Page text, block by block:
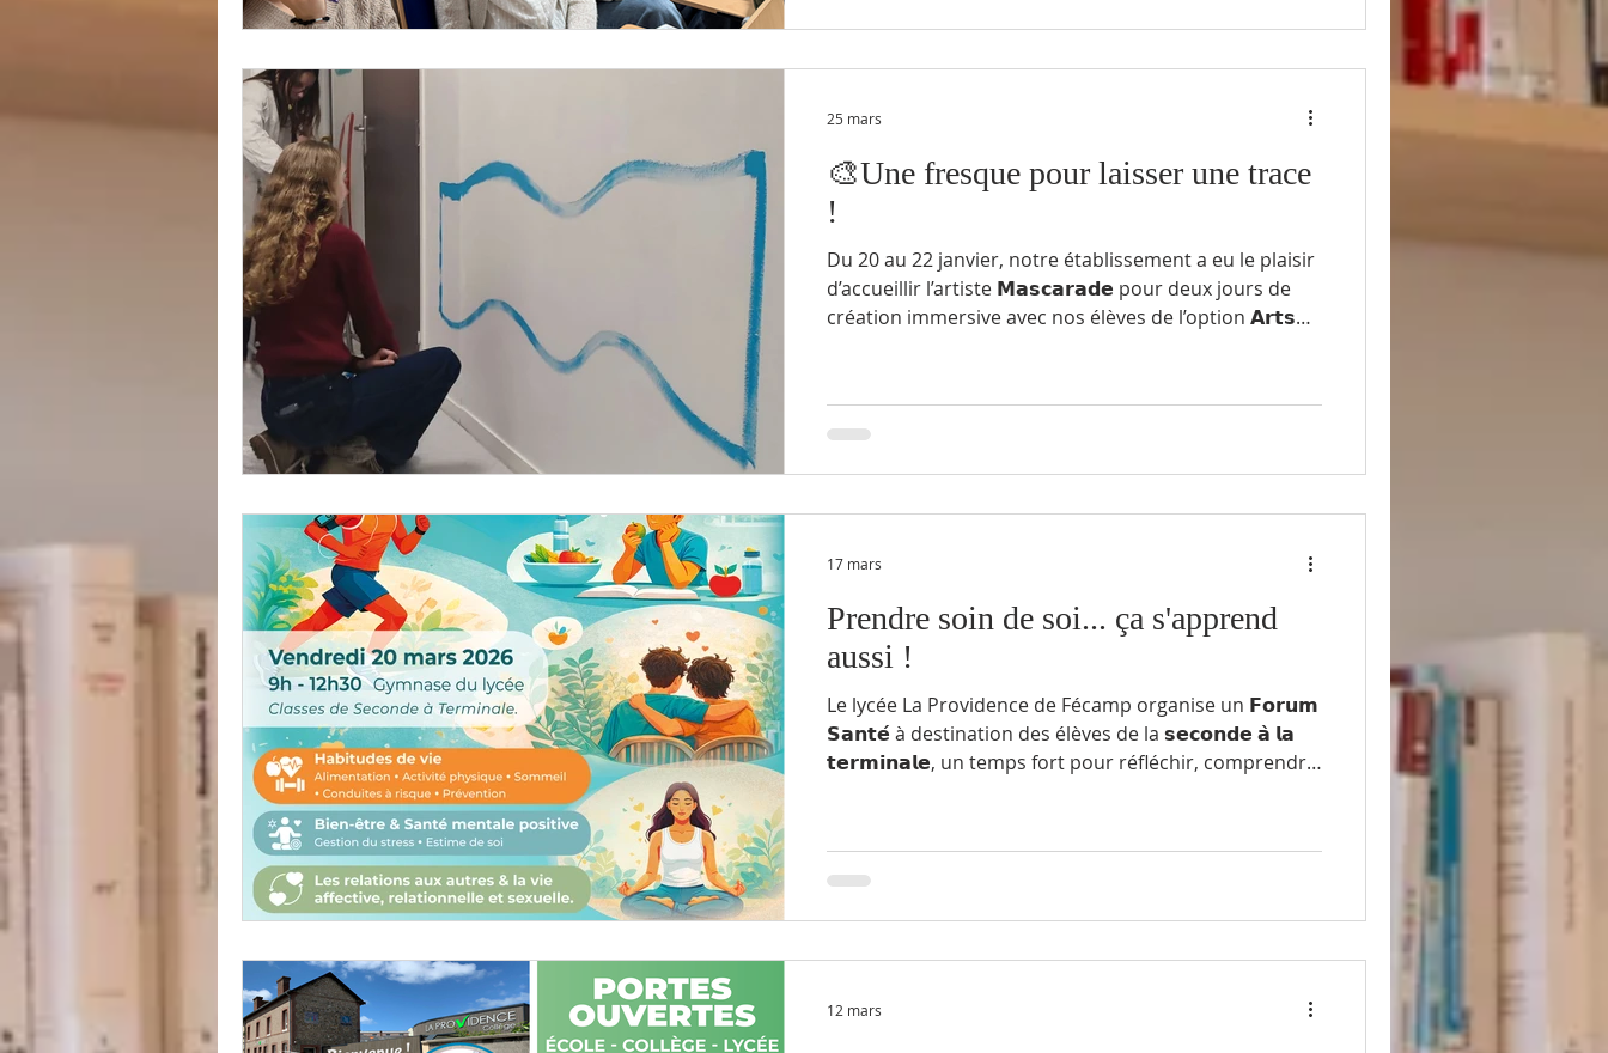
🎨Une fresque pour laisser une trace
!
Du 20 au 22 janvier, notre établissement a eu le plaisir
d’accueillir l’artiste 𝗠𝗮𝘀𝗰𝗮𝗿𝗮𝗱𝗲 pour deux jours de
création immersive avec nos élèves de l’option 𝗔𝗿𝘁𝘀
couloir en un véritable espace d’expression artistique.
« Cette intervention a été l’occasion pour les élèves de
25 mars
Prendre soin de soi... ça s'apprend
aussi !
Le lycée La Providence de Fécamp organise un 𝗙𝗼𝗿𝘂𝗺
𝗦𝗮𝗻𝘁𝗲́ à destination des élèves de la 𝘀𝗲𝗰𝗼𝗻𝗱𝗲 𝗮̀ 𝗹𝗮
𝘁𝗲𝗿𝗺𝗶𝗻𝗮𝗹𝗲, un temps fort pour réfléchir, comprendre
programme : 👉 𝗛𝗮𝗯𝗶𝘁𝘂𝗱𝗲𝘀 𝗱𝗲 𝘃𝗶𝗲 : alimentation,
activité physique, sommeil, prévention 👉 𝗕𝗶𝗲𝗻-𝗲̂𝘁𝗿𝗲
17 mars
12 mars